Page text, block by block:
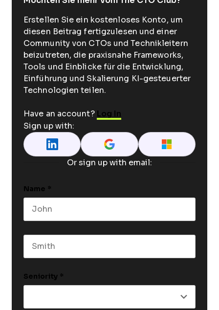
Erstellen Sie ein kostenloses Konto, um
diesen Beitrag fertigzulesen und einer
Community von CTOs und Technikleitern
beizutreten, die praxisnahe Frameworks,
Tools und Einblicke für die Entwicklung,
Einführung und Skalierung KI-gesteuerter
Technologien teilen.
Have an account? Log In
Sign up with:
Or sign up with email:
Name *
Seniority *